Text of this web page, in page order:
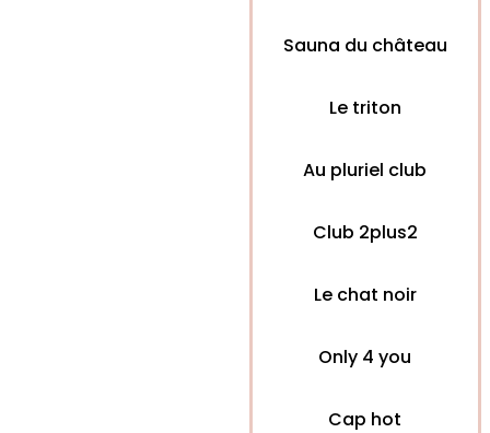
Sauna du château
Le triton
Au pluriel club
Club 2plus2
Le chat noir
Only 4 you
Cap hot